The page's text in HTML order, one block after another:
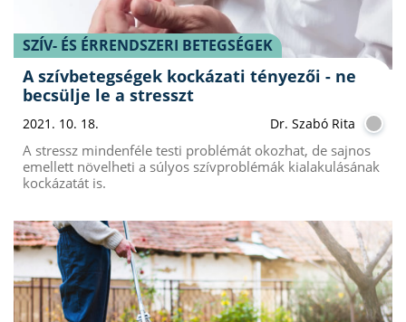
SZÍV- ÉS ÉRRENDSZERI BETEGSÉGEK
A szívbetegségek kockázati tényezői - ne
becsülje le a stresszt
2021. 10. 18. Dr. Szabó Rita
A stressz mindenféle testi problémát okozhat, de sajnos
emellett növelheti a súlyos szívproblémák kialakulásának
kockázatát is.